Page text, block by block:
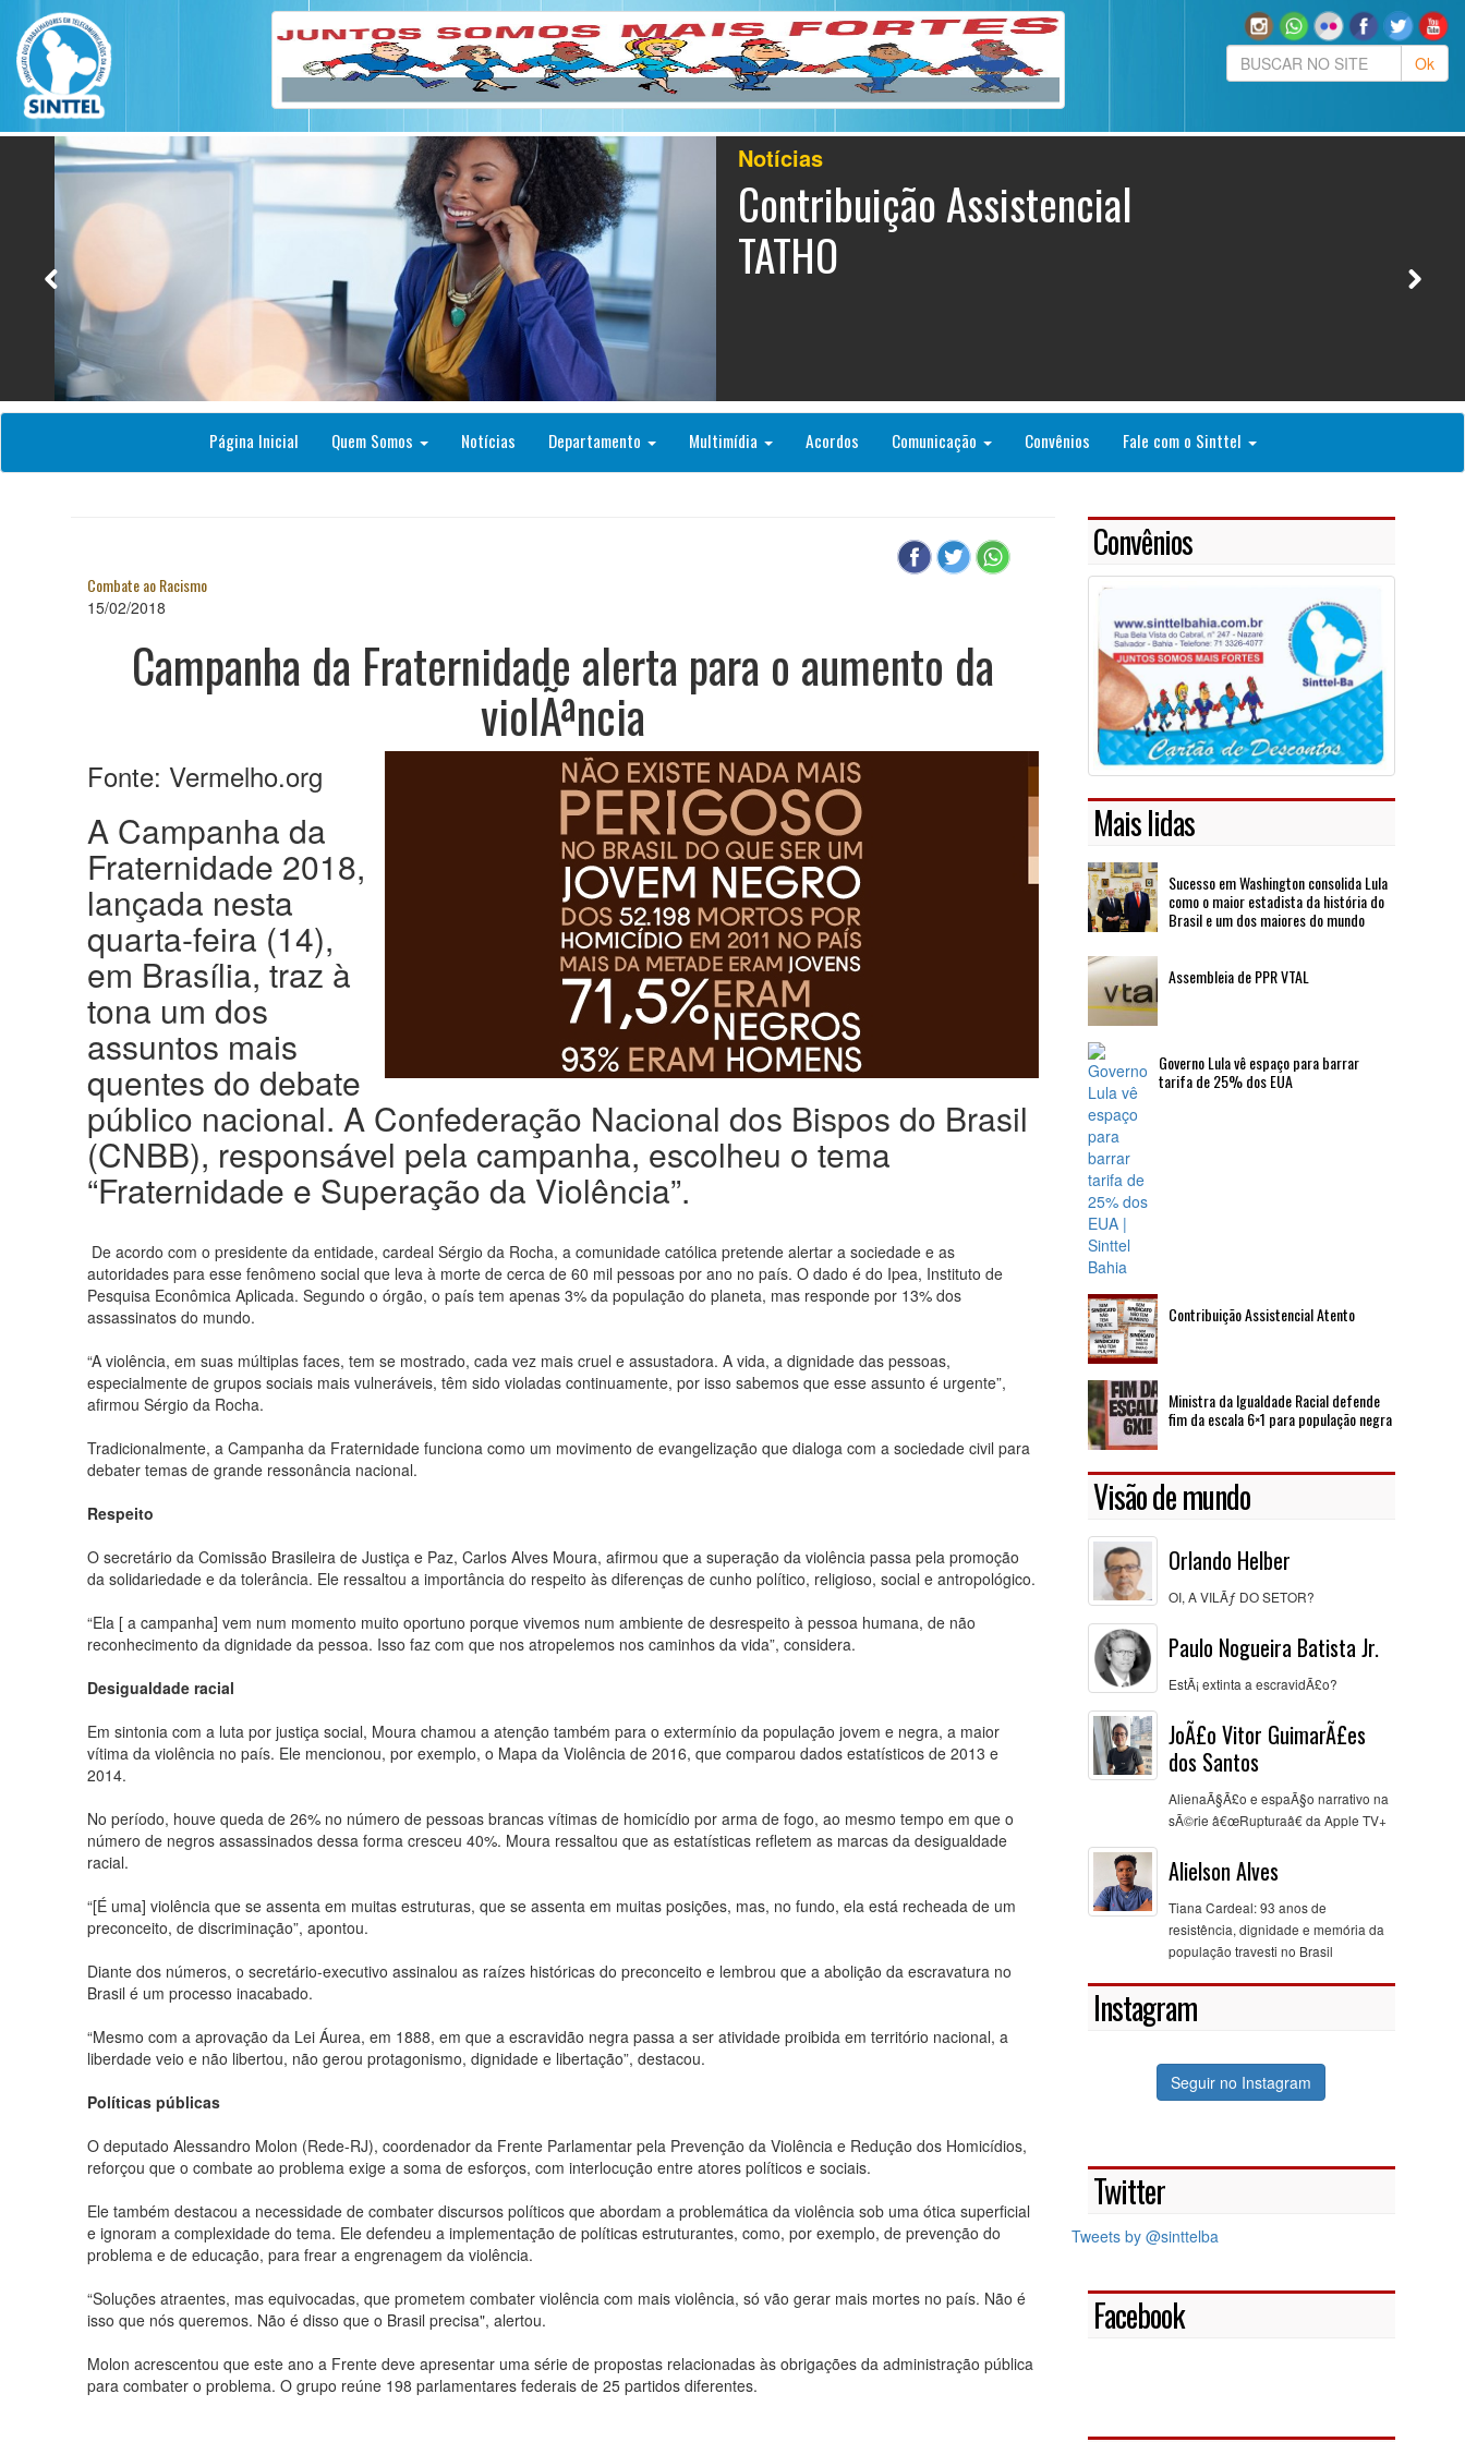
Notícias
Contribuição Assistencial
Contax
Página Inicial Quem Somos Notícias Departamento Multimídia Acordos Comunicação Convênios Fale com o Sinttel
Combate ao Racismo
15/02/2018
Campanha da Fraternidade alerta para o aumento da
violÃªncia
Fonte: Vermelho.org
A Campanha da
Fraternidade 2018,
lançada nesta
quarta-feira (14),
em Brasília, traz à
tona um dos
assuntos mais
quentes do debate
público nacional. A Confederação Nacional dos Bispos do Brasil
(CNBB), responsável pela campanha, escolheu o tema
“Fraternidade e Superação da Violência”.
De acordo com o presidente da entidade, cardeal Sérgio da Rocha, a comunidade católica pretende alertar a sociedade e as
autoridades para esse fenômeno social que leva à morte de cerca de 60 mil pessoas por ano no país. O dado é do Ipea, Instituto de
Pesquisa Econômica Aplicada. Segundo o órgão, o país tem apenas 3% da população do planeta, mas responde por 13% dos
assassinatos do mundo.
“A violência, em suas múltiplas faces, tem se mostrado, cada vez mais cruel e assustadora. A vida, a dignidade das pessoas,
especialmente de grupos sociais mais vulneráveis, têm sido violadas continuamente, por isso sabemos que esse assunto é urgente”,
afirmou Sérgio da Rocha.
Tradicionalmente, a Campanha da Fraternidade funciona como um movimento de evangelização que dialoga com a sociedade civil para
debater temas de grande ressonância nacional.
Respeito
O secretário da Comissão Brasileira de Justiça e Paz, Carlos Alves Moura, afirmou que a superação da violência passa pela promoção
da solidariedade e da tolerância. Ele ressaltou a importância do respeito às diferenças de cunho político, religioso, social e antropológico.
“Ela [ a campanha] vem num momento muito oportuno porque vivemos num ambiente de desrespeito à pessoa humana, de não
reconhecimento da dignidade da pessoa. Isso faz com que nos atropelemos nos caminhos da vida”, considera.
Desigualdade racial
Em sintonia com a luta por justiça social, Moura chamou a atenção também para o extermínio da população jovem e negra, a maior
vítima da violência no país. Ele mencionou, por exemplo, o Mapa da Violência de 2016, que comparou dados estatísticos de 2013 e
2014.
No período, houve queda de 26% no número de pessoas brancas vítimas de homicídio por arma de fogo, ao mesmo tempo em que o
número de negros assassinados dessa forma cresceu 40%. Moura ressaltou que as estatísticas refletem as marcas da desigualdade
racial.
“[É uma] violência que se assenta em muitas estruturas, que se assenta em muitas posições, mas, no fundo, ela está recheada de um
preconceito, de discriminação”, apontou.
Diante dos números, o secretário-executivo assinalou as raízes históricas do preconceito e lembrou que a abolição da escravatura no
Brasil é um processo inacabado.
“Mesmo com a aprovação da Lei Áurea, em 1888, em que a escravidão negra passa a ser atividade proibida em território nacional, a
liberdade veio e não libertou, não gerou protagonismo, dignidade e libertação”, destacou.
Políticas públicas
O deputado Alessandro Molon (Rede-RJ), coordenador da Frente Parlamentar pela Prevenção da Violência e Redução dos Homicídios,
reforçou que o combate ao problema exige a soma de esforços, com interlocução entre atores políticos e sociais.
Ele também destacou a necessidade de combater discursos políticos que abordam a problemática da violência sob uma ótica superficial
e ignoram a complexidade do tema. Ele defendeu a implementação de políticas estruturantes, como, por exemplo, de prevenção do
problema e de educação, para frear a engrenagem da violência.
“Soluções atraentes, mas equivocadas, que prometem combater violência com mais violência, só vão gerar mais mortes no país. Não é
isso que nós queremos. Não é disso que o Brasil precisa", alertou.
Molon acrescentou que este ano a Frente deve apresentar uma série de propostas relacionadas às obrigações da administração pública
para combater o problema. O grupo reúne 198 parlamentares federais de 25 partidos diferentes.
Convênios
Mais lidas
Sucesso em Washington consolida Lula
como o maior estadista da história do
Brasil e um dos maiores do mundo
Assembleia de PPR VTAL
Governo Lula vê espaço para barrar
tarifa de 25% dos EUA
Contribuição Assistencial Atento
Ministra da Igualdade Racial defende
fim da escala 6×1 para população negra
Visão de mundo
Orlando Helber
OI, A VILÃƒ DO SETOR?
Paulo Nogueira Batista Jr.
EstÃ¡ extinta a escravidÃ£o?
JoÃ£o Vitor GuimarÃ£es
dos Santos
AlienaÃ§Ã£o e espaÃ§o narrativo na
sÃ©rie â€œRupturaâ€ da Apple TV+
Alielson Alves
Tiana Cardeal: 93 anos de
resistência, dignidade e memória da
população travesti no Brasil
Instagram
Seguir no Instagram
Twitter
Tweets by @sinttelba
Facebook